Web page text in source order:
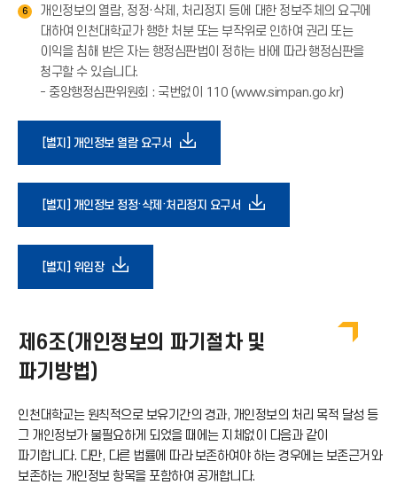
→
)
6
개인정보의 열람, 정정·삭제, 처리정지 등에 대한 정보주체의 요구에
대하여 인천대학교가 행한 처분 또는 부작위로 인하여 권리 또는
이익을 침해 받은 자는 행정심판법이 정하는 바에 따라 행정심판을
청구할 수 있습니다.
- 중앙행정심판위원회 : 국번없이 110 (www.simpan.go.kr)
[별지] 개인정보 열람 요구서 다
운
로
콘
[별지] 개인정보 정정·삭제·처리정지 요구서 다
드
이
콘
[별지] 위임장다
로
아
제6조(개인정보의 파기절차 및
파기방법)
인천대학교는 원칙적으로 보유기간의 경과, 개인정보의 처리 목적 달성 등
그 개인정보가 불필요하게 되었을 때에는 지체없이 다음과 같이
파기합니다. 다만, 다른 법률에 따라 보존하여야 하는 경우에는 보존근거와
보존하는 개인정보 항목을 포함하여 공개합니다.